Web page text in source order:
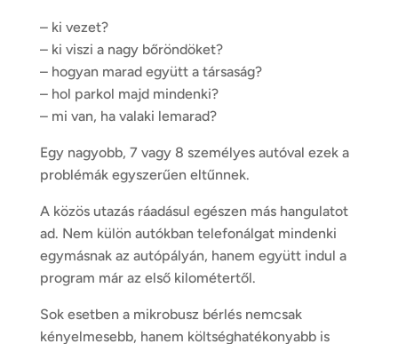
– ki vezet?
– ki viszi a nagy bőröndöket?
– hogyan marad együtt a társaság?
– hol parkol majd mindenki?
– mi van, ha valaki lemarad?
Egy nagyobb, 7 vagy 8 személyes autóval ezek a
problémák egyszerűen eltűnnek.
A közös utazás ráadásul egészen más hangulatot
ad. Nem külön autókban telefonálgat mindenki
egymásnak az autópályán, hanem együtt indul a
program már az első kilométertől.
Sok esetben a mikrobusz bérlés nemcsak
kényelmesebb, hanem költséghatékonyabb is